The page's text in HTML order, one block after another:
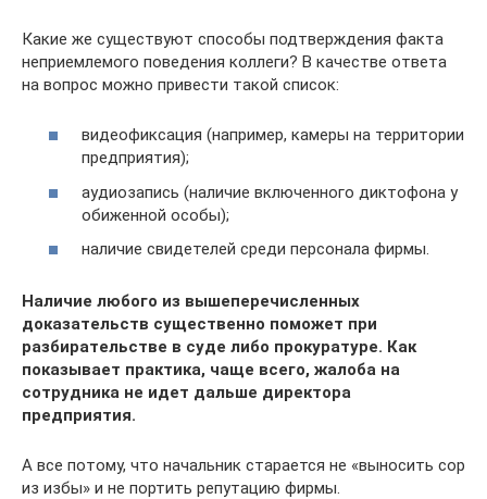
Какие же существуют способы подтверждения факта
неприемлемого поведения коллеги? В качестве ответа
на вопрос можно привести такой список:
видеофиксация (например, камеры на территории
предприятия);
аудиозапись (наличие включенного диктофона у
обиженной особы);
наличие свидетелей среди персонала фирмы.
Наличие любого из вышеперечисленных
доказательств существенно поможет при
разбирательстве в суде либо прокуратуре. Как
показывает практика, чаще всего, жалоба на
сотрудника не идет дальше директора
предприятия.
А все потому, что начальник старается не «выносить сор
из избы» и не портить репутацию фирмы.